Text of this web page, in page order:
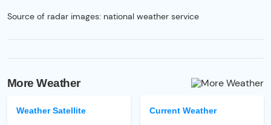
Source of radar images: national weather service
More Weather
Weather Satellite Current Weather